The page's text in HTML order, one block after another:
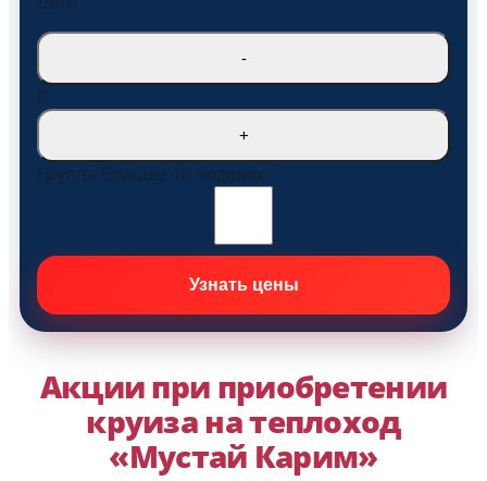
-
0
+
Группа больше 10 человек
Акции при приобретении
круиза на теплоход
«Мустай Карим»